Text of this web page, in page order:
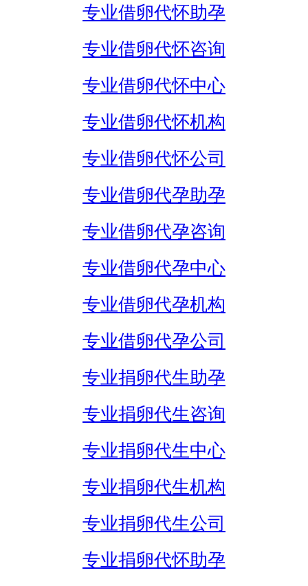
专业借卵代怀助孕
专业借卵代怀咨询
专业借卵代怀中心
专业借卵代怀机构
专业借卵代怀公司
专业借卵代孕助孕
专业借卵代孕咨询
专业借卵代孕中心
专业借卵代孕机构
专业借卵代孕公司
专业捐卵代生助孕
专业捐卵代生咨询
专业捐卵代生中心
专业捐卵代生机构
专业捐卵代生公司
专业捐卵代怀助孕